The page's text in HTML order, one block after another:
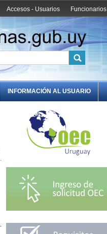
Funcionarios
Accesos - Usuarios
INFORMACIÓN AL USUARIO